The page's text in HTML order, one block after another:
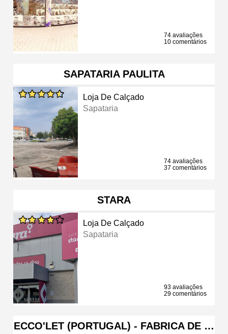
74 avaliações
10 comentários
SAPATARIA PAULITA
Loja De Calçado
Sapataria
74 avaliações
37 comentários
STARA
Loja De Calçado
Sapataria
93 avaliações
29 comentários
ECCO'LET (PORTUGAL) - FABRICA DE …